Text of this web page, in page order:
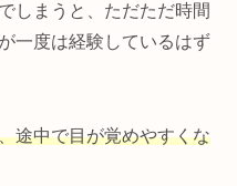
しまうと、ただただ時間
一度は経験しているはず
途中で目が覚めやすくな